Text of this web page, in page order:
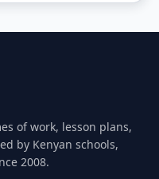
of work, lesson plans,
by Kenyan schools,
2008.